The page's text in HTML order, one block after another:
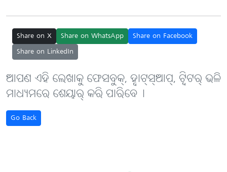
Share on X Share on WhatsApp
Share on Facebook
Share on LinkedIn
ଆପଣ ଏହି ଲେଖାକୁ ଫେସବୁକ୍, ହ୍ବାଟ୍‌ସ୍‌ଆପ୍, ଟ୍ବିଟର୍ ଭଳି
ମାଧ୍ୟମରେ ଶେୟାର୍ କରି ପାରିବେ୤
Go Back